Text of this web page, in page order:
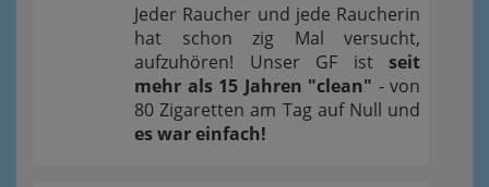
Jeder Raucher und jede Raucherin
hat schon zig Mal versucht,
aufzuhören! Unser GF ist seit
mehr als 15 Jahren "clean" - von
80 Zigaretten am Tag auf Null und
es war einfach!